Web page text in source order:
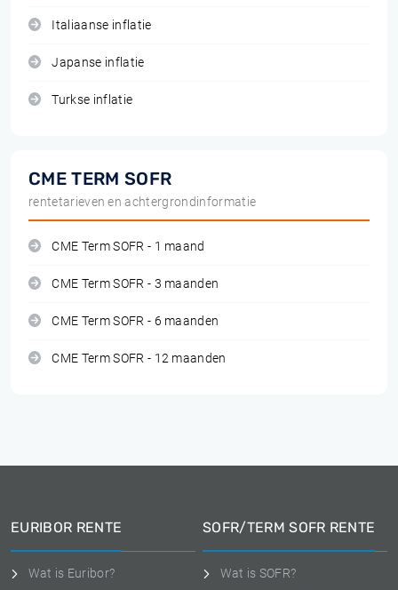
Italiaanse inflatie
Japanse inflatie
Turkse inflatie
CME TERM SOFR
rentetarieven en achtergrondinformatie
CME Term SOFR - 1 maand
CME Term SOFR - 3 maanden
CME Term SOFR - 6 maanden
CME Term SOFR - 12 maanden
EURIBOR RENTE
Wat is Euribor?
SOFR/TERM SOFR RENTE
Wat is SOFR?